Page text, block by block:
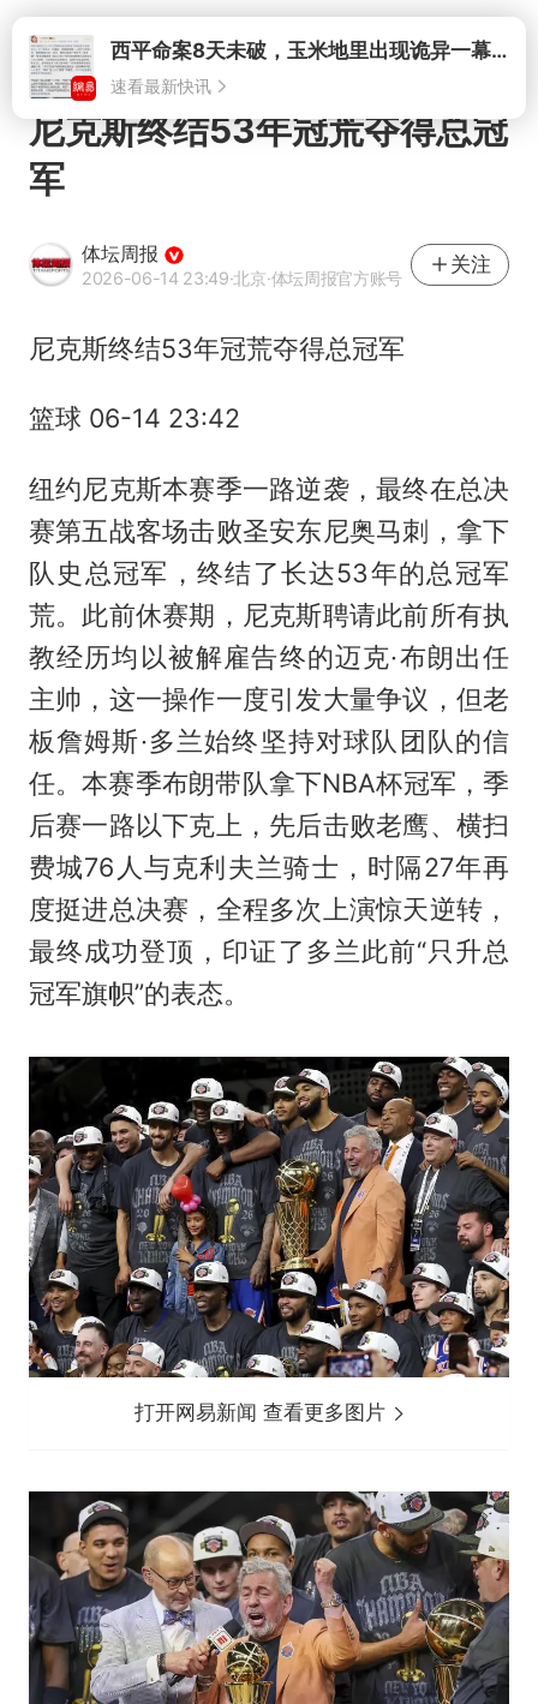
打开西平命案8天未破，玉米地里出现诡异一幕，我突然想起了欧金中
速看最新快讯
尼克斯终结53年冠荒夺得总冠
军
体坛周报
2026-06-14 23:49·北京·体坛周报官方账号
关注
尼克斯终结53年冠荒夺得总冠军
篮球 06-14 23:42
纽约尼克斯本赛季一路逆袭，最终在总决
赛第五战客场击败圣安东尼奥马刺，拿下
队史总冠军，终结了长达53年的总冠军
荒。此前休赛期，尼克斯聘请此前所有执
教经历均以被解雇告终的迈克·布朗出任
主帅，这一操作一度引发大量争议，但老
板詹姆斯·多兰始终坚持对球队团队的信
任。本赛季布朗带队拿下NBA杯冠军，季
后赛一路以下克上，先后击败老鹰、横扫
费城76人与克利夫兰骑士，时隔27年再
度挺进总决赛，全程多次上演惊天逆转，
最终成功登顶，印证了多兰此前“只升总
冠军旗帜”的表态。
打开网易新闻 查看更多图片